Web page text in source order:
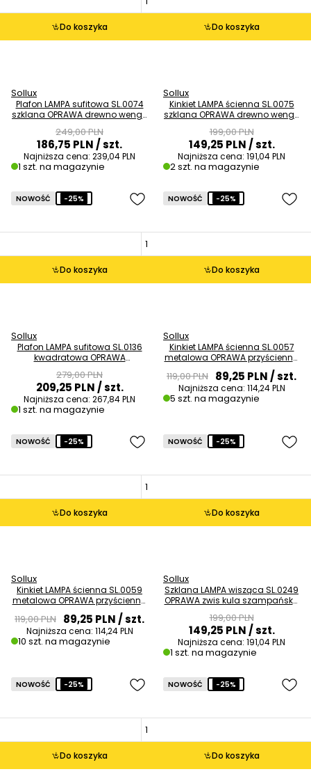
Do koszyka
Sollux
Plafon LAMPA sufitowa SL.0074
szklana OPRAWA drewno wenge
249,00 PLN
186,75 PLN/ szt.
Najniższa cena: 239,04 PLN
1 szt. na magazynie
Do koszyka
Sollux
Kinkiet LAMPA ścienna SL.0075
szklana OPRAWA drewno wenge
199,00 PLN
149,25 PLN/ szt.
Najniższa cena: 191,04 PLN
2 szt. na magazynie
Do koszyka
NOWOŚĆ -25%
Sollux
Plafon LAMPA sufitowa SL.0136
kwadratowa OPRAWA
279,00 PLN
209,25 PLN/ szt.
Najniższa cena: 267,84 PLN
1 szt. na magazynie
Do koszyka
NOWOŚĆ -25%
Sollux
Kinkiet LAMPA ścienna SL.0057
metalowa OPRAWA przyścienna
kostka cube czarna OUTLET
119,00 PLN 89,25 PLN/ szt.
Najniższa cena: 114,24 PLN
5 szt. na magazynie
Do koszyka
NOWOŚĆ -25%
Sollux
Kinkiet LAMPA ścienna SL.0059
metalowa OPRAWA przyścienna
kostka cube biała OUTLET
119,00 PLN 89,25 PLN/ szt.
Najniższa cena: 114,24 PLN
10 szt. na magazynie
Do koszyka
NOWOŚĆ -25%
Sollux
Szklana LAMPA wisząca SL.0249
OPRAWA zwis kula szampańska
199,00 PLN
149,25 PLN/ szt.
Najniższa cena: 191,04 PLN
1 szt. na magazynie
Do koszyka
NOWOŚĆ -25%
Do koszyka
NOWOŚĆ -25%